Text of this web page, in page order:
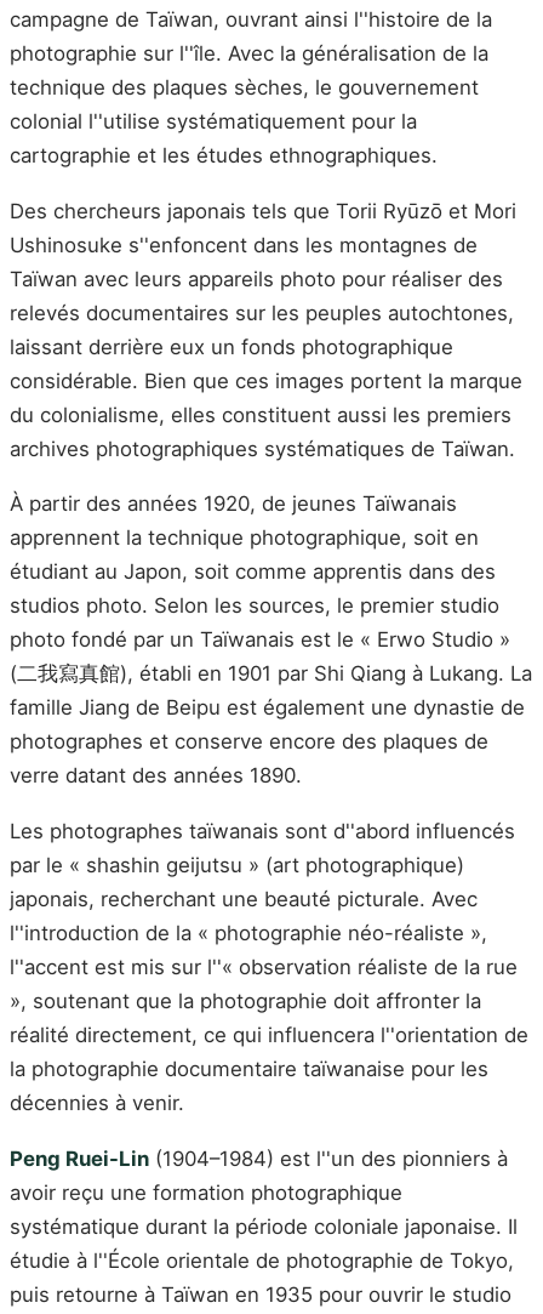
campagne de Taïwan, ouvrant ainsi l''histoire de la
photographie sur l''île. Avec la généralisation de la
technique des plaques sèches, le gouvernement
colonial l''utilise systématiquement pour la
cartographie et les études ethnographiques.
Des chercheurs japonais tels que Torii Ryūzō et Mori
Ushinosuke s''enfoncent dans les montagnes de
Taïwan avec leurs appareils photo pour réaliser des
relevés documentaires sur les peuples autochtones,
laissant derrière eux un fonds photographique
considérable. Bien que ces images portent la marque
du colonialisme, elles constituent aussi les premiers
archives photographiques systématiques de Taïwan.
À partir des années 1920, de jeunes Taïwanais
apprennent la technique photographique, soit en
étudiant au Japon, soit comme apprentis dans des
studios photo. Selon les sources, le premier studio
photo fondé par un Taïwanais est le « Erwo Studio »
(二我寫真館), établi en 1901 par Shi Qiang à Lukang. La
famille Jiang de Beipu est également une dynastie de
photographes et conserve encore des plaques de
verre datant des années 1890.
Les photographes taïwanais sont d''abord influencés
par le « shashin geijutsu » (art photographique)
japonais, recherchant une beauté picturale. Avec
l''introduction de la « photographie néo-réaliste »,
l''accent est mis sur l''« observation réaliste de la rue
», soutenant que la photographie doit affronter la
réalité directement, ce qui influencera l''orientation de
la photographie documentaire taïwanaise pour les
décennies à venir.
Peng Ruei-Lin (1904–1984) est l''un des pionniers à
avoir reçu une formation photographique
systématique durant la période coloniale japonaise. Il
étudie à l''École orientale de photographie de Tokyo,
puis retourne à Taïwan en 1935 pour ouvrir le studio